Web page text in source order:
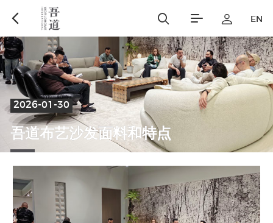
沙发
sofa
软床
Upholstered bed
EN
2026-01-30
吾道布艺沙发面料和特点